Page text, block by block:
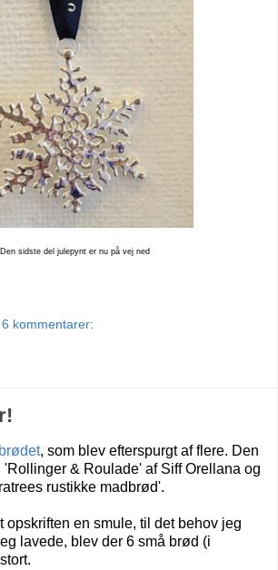
Den sidste del julepynt er nu på vej ned
6 kommentarer:
, som blev efterspurgt af flere. Den
'Rollinger & Roulade' af Siff Orellana og
rustikke madbrød'.
opskriften en smule, til det behov jeg
lavede, blev der 6 små brød (i